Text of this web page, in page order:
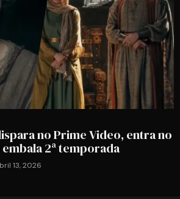
no Prime Video, entra no
2ª temporada
13, 2026